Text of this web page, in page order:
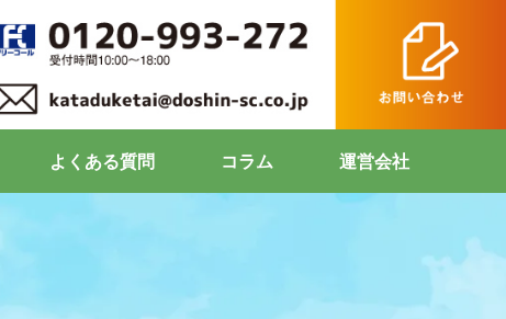
よくある質問 コラム 運営会社